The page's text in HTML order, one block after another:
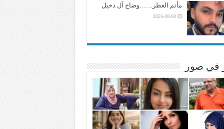
مأتم العطر……وضاح آل دخيل
2026-08-08
في صور